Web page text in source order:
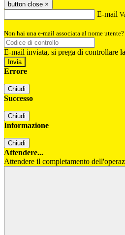
button close ×
E-mail
Non hai una e-mail associata al nome
E-mail inviata, si prega di controllare
Errore
Chiudi
Successo
Chiudi
Informazione
Chiudi
Attendere...
Attendere il completamento